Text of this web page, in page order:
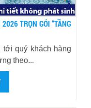
TRỌN GÓI “TẦNG
quý khách hàng
theo...